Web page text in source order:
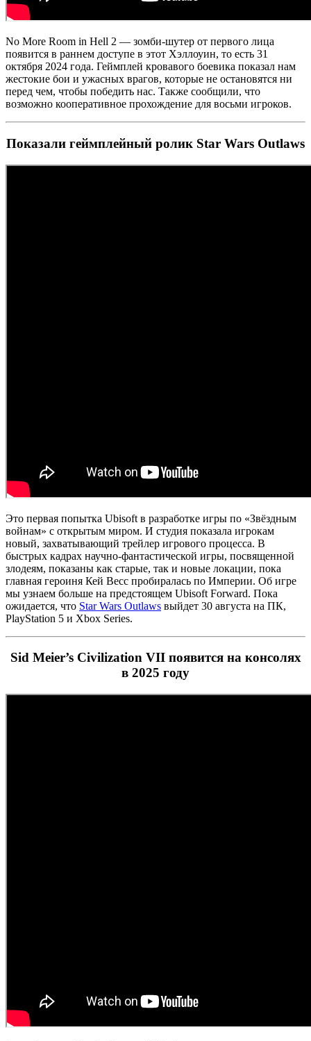
No More Room in Hell 2 — зомби-шутер от первого лица
появится в раннем доступе в этот Хэллоуин, то есть 31
октября 2024 года. Геймплей кровавого боевика показал нам
жестокие бои и ужасных врагов, которые не остановятся ни
перед чем, чтобы победить нас. Также сообщили, что
возможно кооперативное прохождение для восьми игроков.
Показали геймплейный ролик Star Wars Outlaws
Это первая попытка Ubisoft в разработке игры по «Звёздным
войнам» с открытым миром. И студия показала игрокам
новый, захватывающий трейлер игрового процесса. В
быстрых кадрах научно-фантастической игры, посвященной
злодеям, показаны как старые, так и новые локации, пока
главная героиня Кей Весс пробиралась по Империи. Об игре
мы узнаем больше на предстоящем Ubisoft Forward. Пока
ожидается, что Star Wars Outlaws выйдет 30 августа на ПК,
PlayStation 5 и Xbox Series.
Sid Meier’s Civilization VII появится на консолях
в 2025 году